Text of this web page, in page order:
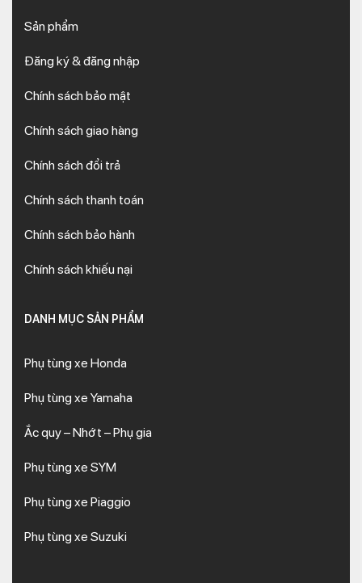
Sản phẩm
Đăng ký & đăng nhập
Chính sách bảo mật
Chính sách giao hàng
Chính sách đổi trả
Chính sách thanh toán
Chính sách bảo hành
Chính sách khiếu nại
DANH MỤC SẢN PHẨM
Phụ tùng xe Honda
Phụ tùng xe Yamaha
Ắc quy – Nhớt – Phụ gia
Phụ tùng xe SYM
Phụ tùng xe Piaggio
Phụ tùng xe Suzuki